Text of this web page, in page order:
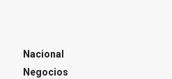
Nacional
Negocios